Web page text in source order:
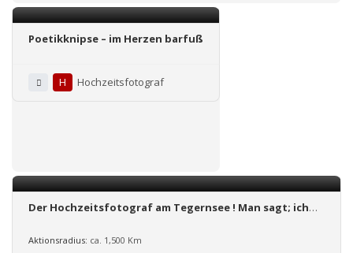
Poetikknipse – im Herzen barfuß
H Hochzeitsfotograf
Der Hochzeitsfotograf am Tegernsee ! Man sagt; ich
Aktionsradius: ca. 1,500 Km